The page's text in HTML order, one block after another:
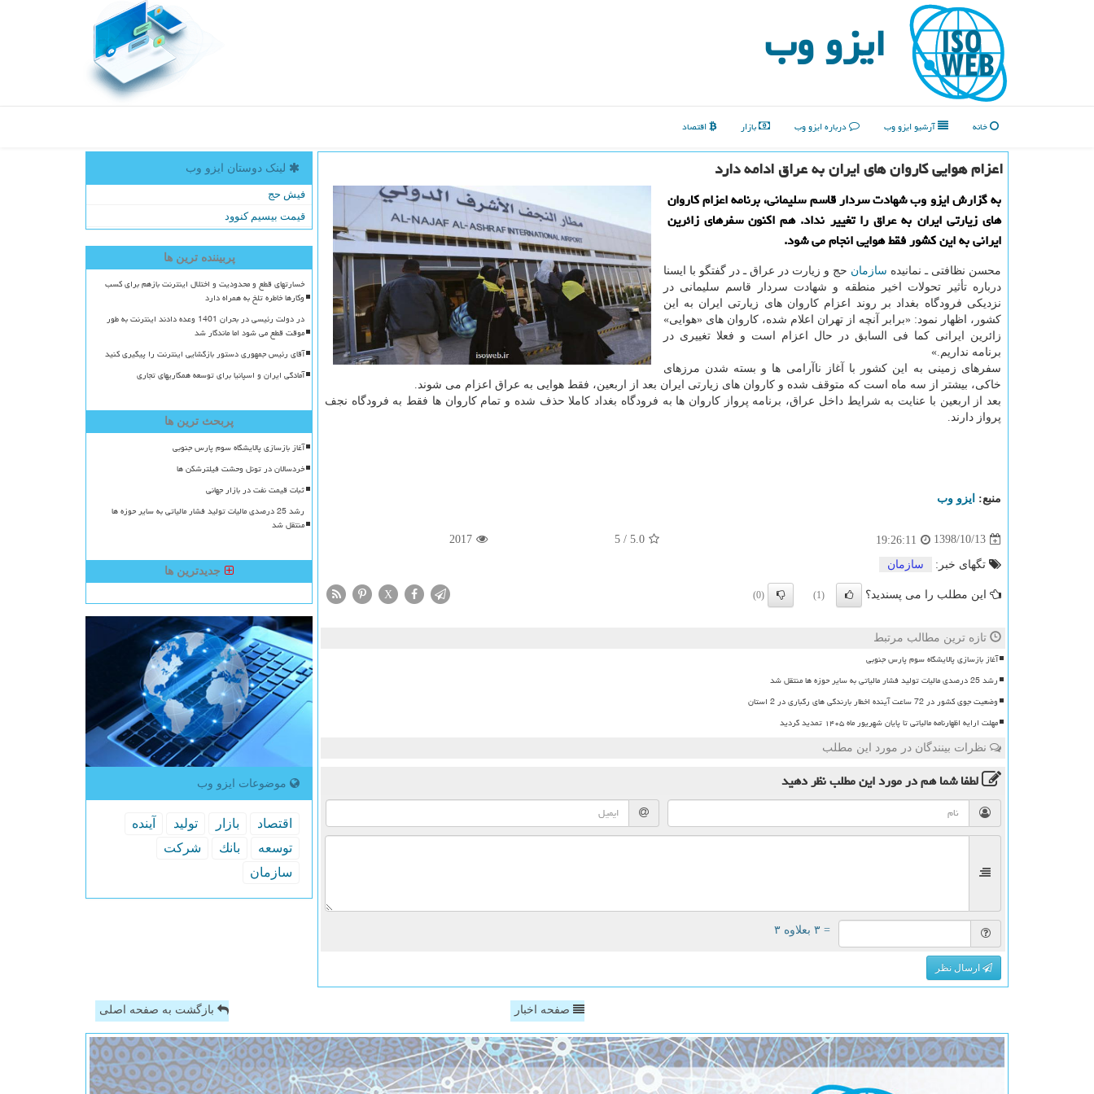
ایزو وب
خانه آرشیو ایزو وب درباره ایزو وب بازار اقتصاد
اعزام هوایی كاروان های ایران به عراق ادامه دارد
به گزارش ایزو وب شهادت سردار قاسم سلیمانی، برنامه اعزام كاروان
های زیارتی ایران به عراق را تغییر نداد. هم اكنون سفرهای زائرین
ایرانی به این كشور فقط هوایی انجام می شود.
محسن نظافتی ـ نمانیده سازمان حج و زیارت در عراق ـ در گفتگو با
ایسنا
درباره تأثیر تحولات اخیر منطقه و شهادت سردار قاسم سلیمانی در
نزدیكی فرودگاه بغداد بر روند اعزام كاروان های زیارتی ایران به این
كشور، اظهار نمود: «برابر آنچه از تهران اعلام شده، كاروان های «هوایی»
زائرین ایرانی كما فی السابق در حال اعزام است و فعلا تغییری در
برنامه نداریم.»
سفرهای زمینی به این كشور با آغاز ناآرامی ها و بسته شدن مرزهای
خاكی، بیشتر از سه ماه است كه متوقف شده و كاروان های زیارتی ایران بعد از اربعین، فقط هوایی به عراق اعزام می شوند.
بعد از اربعین با عنایت به شرایط داخل عراق، برنامه پرواز كاروان ها به فرودگاه بغداد كاملا حذف شده و تمام كاروان ها فقط به فرودگاه نجف
پرواز دارند.
منبع: ایزو وب
1398/10/13
19:26:11
5.0
/
5
2017
تگهای خبر: سازمان
این مطلب را می پسندید؟ (1)
(0)
X
تازه ترین مطالب مرتبط
آغاز بازسازی پالایشگاه سوم پارس جنوبی
رشد 25 درصدی مالیات تولید فشار مالیاتی به سایر حوزه ها منتقل شد
وضعیت جوی کشور در 72 ساعت آینده اخطار بارندگی های رگباری در 2 استان
مهلت ارایه اظهارنامه مالیاتی تا پایان شهریور ماه ۱۴۰۵ تمدید گردید
نظرات بینندگان در مورد این مطلب
لطفا شما همدر مورد این مطلبنظر دهید
= ۳ بعلاوه ۳
ارسال نظر
لینک دوستان ایزو وب
فیش حج
قیمت بیسیم کنوود
پربیننده ترین ها
خسارتهای قطع و محدودیت و اختلال اینترنت بازهم برای کسب
وکارها خاطره تلخ به همراه دارد
در دولت رئیسی در بحران 1401 وعده دادند اینترنت به طور
موقت قطع می شود اما ماندگار شد
آقای رئیس جمهوری دستور بازگشایی اینترنت را پیگیری کنید
آمادگی ایران و اسپانیا برای توسعه همکاریهای تجاری
پربحث ترین ها
آغاز بازسازی پالایشگاه سوم پارس جنوبی
خردسالان در تونل وحشت فیلترشکن ها
ثبات قیمت نفت در بازار جهانی
رشد 25 درصدی مالیات تولید فشار مالیاتی به سایر حوزه ها
منتقل شد
جدیدترین ها
موضوعات ایزو وب
اقتصاد بازار تولید
آینده
توسعه
بانك
شركت
سازمان
صفحه اخبار بازگشت به صفحه اصلی